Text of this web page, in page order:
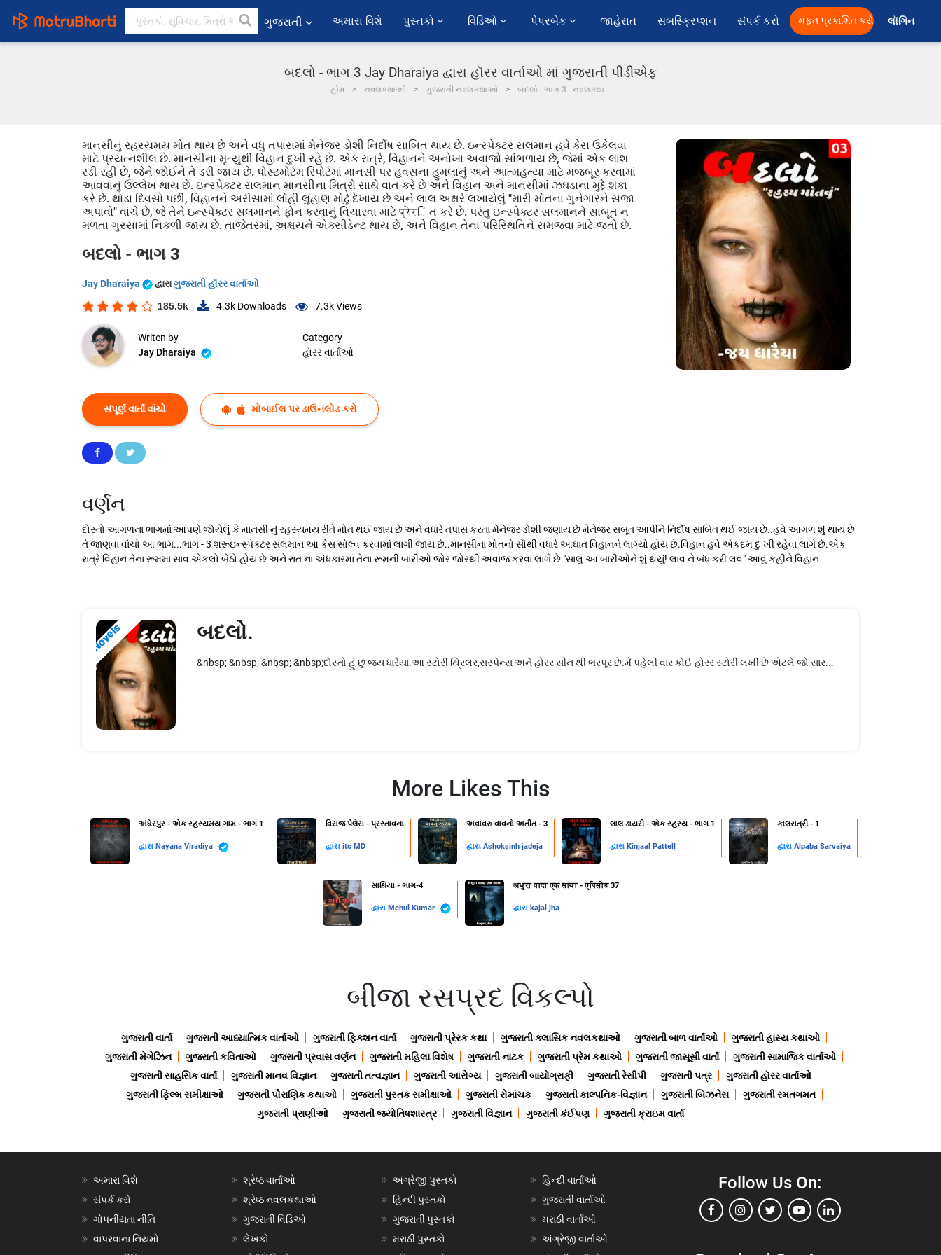
ગુજરાતી અમારા વિશે પુસ્તકો વિડિઓ પેપરબેક જાહેરાત સબસ્ક્રિપ્શન સંપર્ક કરો મફત પ્રકાશિત કરો લૉગિન
બદલો - ભાગ 3 Jay Dharaiya દ્વારા હૉરર વાર્તાઓ માં ગુજરાતી પીડીએફ
હોમ નવલકથાઓ ગુજરાતી નવલકથાઓ બદલો - ભાગ 3 - નવલકથા
માનસીનું રહસ્યમય મોત થાય છે અને વધુ તપાસમાં મેનેજર ડોશી નિર્દોષ સાબિત થાય છે. ઇન્સ્પેક્ટર સલમાન હવે કેસ ઉકેલવા
માટે પ્રયત્નશીલ છે. માનસીના મૃત્યુથી વિહાન દુખી રહે છે. એક રાત્રે, વિહાનને અનોખા અવાજો સાંભળાય છે, જેમાં એક લાશ
રડી રહી છે, જેને જોઈને તે ડરી જાય છે. પોસ્ટમોર્ટમ રિપોર્ટમાં માનસી પર હવસના હુમલાનું અને આત્મહત્યા માટે મજબૂર કરવામાં
આવવાનું ઉલ્લેખ થાય છે. ઇન્સ્પેક્ટર સલમાન માનસીના મિત્રો સાથે વાત કરે છે અને વિહાન અને માનસીમાં ઝઘડાના મુદ્દે શંકા
કરે છે. થોડા દિવસો પછી, વિહાનને અરીસામાં લોહી લુહાણ મોઢું દેખાય છે અને લાલ અક્ષરે લખાયેલું "મારી મોતના ગુનેગારને સજા
અપાવો" વાંચે છે, જે તેને ઇન્સ્પેક્ટર સલમાનને ફોન કરવાનું વિચારવા માટે प्रेरિત કરે છે. પરંતુ ઇન્સ્પેક્ટર સલમાનને સાબૂત ન
મળતા ગુસ્સામાં નિકળી જાય છે. તાજેતરમાં, અક્ષયને એક્સીડેન્ટ થાય છે, અને વિહાન તેના પરિસ્થિતિને સમજવા માટે જતો છે.
બદલો - ભાગ 3
Jay Dharaiya દ્વારાગુજરાતી હૉરર વાર્તાઓ
185.5k 4.3k Downloads 7.3kViews
Writen by
Jay Dharaiya
Category
હૉરર વાર્તાઓ
સંપૂર્ણ વાર્તા વાંચો મોબાઈલ પર ડાઉનલોડ કરો
વર્ણન
દોસ્તો આગળના ભાગમાં આપણે જોયેલું કે માનસી નું રહસ્યમય રીતે મોત થઈ જાય છે અને વધારે તપાસ કરતા મેનેજર ડોશી જણાય છે મેનેજર સબૂત આપીને નિર્દોષ સાબિત થઈ જાય છે..હવે આગળ શું થાય છે
તે જાણવા વાંચો આ ભાગ...ભાગ - 3 શરૂઇન્સ્પેક્ટર સલમાન આ કેસ સોલ્વ કરવામાં લાગી જાય છે..માનસીના મોતનો સૌથી વધારે આઘાત વિહાનને લાગ્યો હોય છે.વિહાન હવે એકદમ દુઃખી રહેવા લાગે છે.એક
રાત્રે વિહાન તેના રૂમમાં સાવ એકલો બેઠો હોય છે અને રાત ના અંધકારમાં તેના રૂમની બારીઓ જોર જોરથી અવાજ કરવા લાગે છે."સાલું આ બારીઓને શું થયું! લાવ ને બંધ કરી લવ" આવું કહીને વિહાન
Novels બદલો.
&nbsp; &nbsp; &nbsp; &nbsp;દોસ્તો હું છું જય ધારૈયા.આ સ્ટોરી થ્રિલર,સસ્પેન્સ અને હોરર સીન થી ભરપૂર છે.મેં પહેલી વાર કોઈ હોરર સ્ટોરી લખી છે એટલે જો સાર...
More Likes This
અંધેરપુર - એક રહસ્યમય ગામ - ભાગ 1
દ્વારા Nayana Viradiya
વિરાજ પેલેસ - પ્રસ્તાવના
દ્વારા its MD
અવાવરુ વાવનો અતીત - 3
દ્વારા Ashoksinh jadeja
લાલ ડાયરી - એક રહસ્ય - ભાગ 1
દ્વારા Kinjaal Pattell
કાલરાત્રી - 1
દ્વારા Alpaba Sarvaiya
સાથિયા - ભાગ-4
દ્વારા Mehul Kumar
अधुरा वादा एक साया - एपिसोड 37
દ્વારા kajal jha
બીજા રસપ્રદ વિકલ્પો
ગુજરાતી વાર્તા ગુજરાતી આધ્યાત્મિક વાર્તાઓ ગુજરાતી ફિક્શન વાર્તા ગુજરાતી પ્રેરક કથા ગુજરાતી ક્લાસિક નવલકથાઓ ગુજરાતી બાળ વાર્તાઓ
ગુજરાતી હાસ્ય કથાઓ
ગુજરાતી મેગેઝિન
ગુજરાતી કવિતાઓ ગુજરાતી પ્રવાસ વર્ણન ગુજરાતી મહિલા વિશેષ ગુજરાતી નાટક ગુજરાતી પ્રેમ કથાઓ ગુજરાતી જાસૂસી વાર્તા
ગુજરાતી સામાજિક વાર્તાઓ
ગુજરાતી સાહસિક વાર્તા
ગુજરાતી માનવ વિજ્ઞાન ગુજરાતી તત્વજ્ઞાન ગુજરાતી આરોગ્ય ગુજરાતી બાયોગ્રાફી ગુજરાતી રેસીપી ગુજરાતી પત્ર
ગુજરાતી હૉરર વાર્તાઓ
ગુજરાતી ફિલ્મ સમીક્ષાઓ
ગુજરાતી પૌરાણિક કથાઓ ગુજરાતી પુસ્તક સમીક્ષાઓ ગુજરાતી રોમાંચક ગુજરાતી કાલ્પનિક-વિજ્ઞાન ગુજરાતી બિઝનેસ
ગુજરાતી રમતગમત
ગુજરાતી પ્રાણીઓ
ગુજરાતી જ્યોતિષશાસ્ત્ર ગુજરાતી વિજ્ઞાન ગુજરાતી કંઈપણ ગુજરાતી ક્રાઇમ વાર્તા
અમારા વિશે
સંપર્ક કરો
ગોપનીયતા નીતિ
વાપરવાના નિયમો
શ્રેષ્ઠ વાર્તાઓ
શ્રેષ્ઠ નવલકથાઓ
ગુજરાતી વિડિઓ
લેખકો
અંગ્રેજી પુસ્તકો
હિન્દી પુસ્તકો
ગુજરાતી પુસ્તકો
મરાઠી પુસ્તકો
હિન્દી વાર્તાઓ
ગુજરાતી વાર્તાઓ
મરાઠી વાર્તાઓ
અંગ્રેજી વાર્તાઓ
Follow Us On: